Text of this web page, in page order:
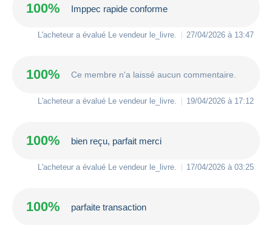
100% Imppec rapide conforme
L'acheteur a évalué Le vendeur le_livre. 27/04/2026 à 13:47
100% Ce membre n'a laissé aucun commentaire.
L'acheteur a évalué Le vendeur le_livre. 19/04/2026 à 17:12
100% bien reçu, parfait merci
L'acheteur a évalué Le vendeur le_livre. 17/04/2026 à 03:25
100% parfaite transaction